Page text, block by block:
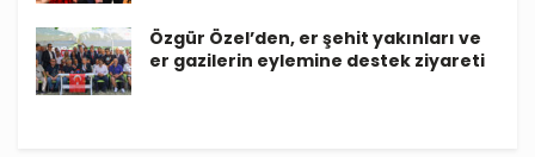
Özgür Özel’den, er şehit yakınları ve
er gazilerin eylemine destek ziyareti